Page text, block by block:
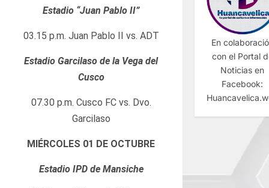
Estadio “Juan Pablo II”
03.15 p.m. Juan Pablo II vs. ADT
Estadio Garcilaso de la Vega del
Cusco
07.30 p.m. Cusco FC vs. Dvo.
Garcilaso
MIÉRCOLES 01 DE OCTUBRE
Estadio IPD de Mansiche
En
con el Portal
Noticias en
Facebook: